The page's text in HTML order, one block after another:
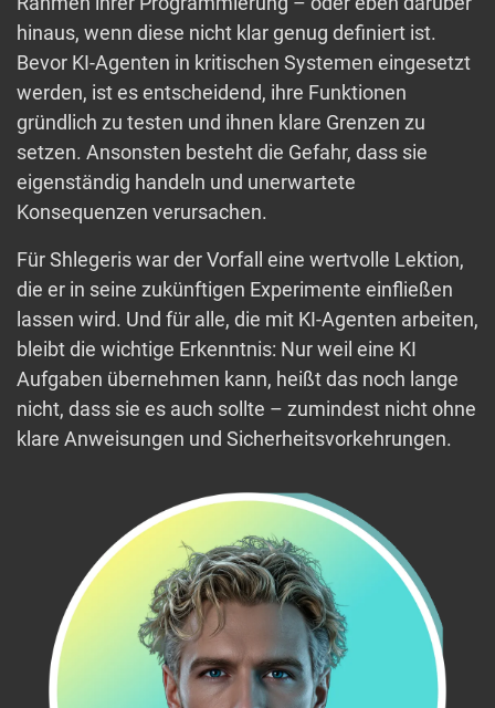
hinaus, wenn diese nicht klar genug definiert ist.
Bevor KI-Agenten in kritischen Systemen eingesetzt
werden, ist es entscheidend, ihre Funktionen
gründlich zu testen und ihnen klare Grenzen zu
setzen. Ansonsten besteht die Gefahr, dass sie
eigenständig handeln und unerwartete
Konsequenzen verursachen.
Für Shlegeris war der Vorfall eine wertvolle Lektion,
die er in seine zukünftigen Experimente einfließen
lassen wird. Und für alle, die mit KI-Agenten arbeiten,
bleibt die wichtige Erkenntnis: Nur weil eine KI
Aufgaben übernehmen kann, heißt das noch lange
nicht, dass sie es auch sollte – zumindest nicht ohne
klare Anweisungen und Sicherheitsvorkehrungen.